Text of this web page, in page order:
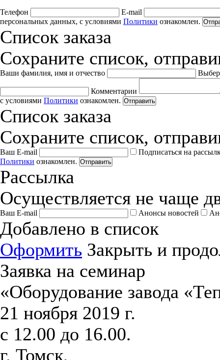
Телефон
E-mail
персональных данных, с условиями Политики ознакомлен.
Список заказа
Сохраните список,
Ваши фамилия, имя и отчество
Комментарии
с условиями Политики ознакомлен. Отправить
Список заказа
Сохраните список,
Ваш E-mail
Подписаться на
Политики ознакомлен. Отправить
Рассылка
Осуществляется не чаще
Ваш E-mail Анонсы новостей
Добавлено в список
Оформить Закрыть и
Заявка на семинар
«Оборудование завода
21 ноября 2019 г.
с 12.00 до 16.00.
г. Томск,